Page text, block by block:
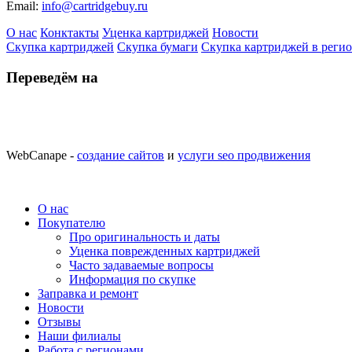
Email: info@cartridgebuy.ru
О нас Конктакты Уценка картриджей Новости
Скупка картриджей Скупка бумаги Скупка картриджей в
Переведём на
WebCanape - создание сайтов и услуги seo продвижения
О нас
Покупателю
Про оригинальность и даты
Уценка поврежденных картриджей
Часто задаваемые вопросы
Информация по скупке
Заправка и ремонт
Новости
Отзывы
Наши филиалы